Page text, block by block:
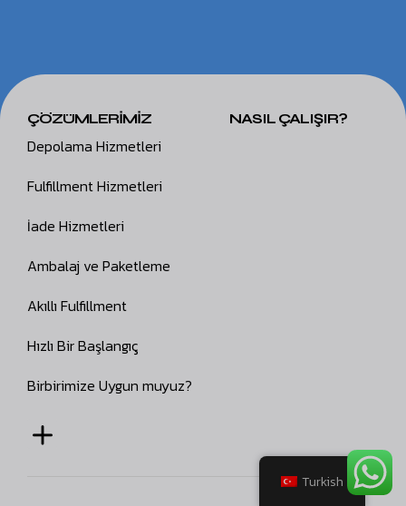
ÇÖZÜMLERİMİZ NASIL ÇALIŞIR?
Depolama Hizmetleri
Fulfillment Hizmetleri
İade Hizmetleri
Ambalaj ve Paketleme
Akıllı Fulfillment
Hızlı Bir Başlangıç
Birbirimize Uygun muyuz?
Turkish